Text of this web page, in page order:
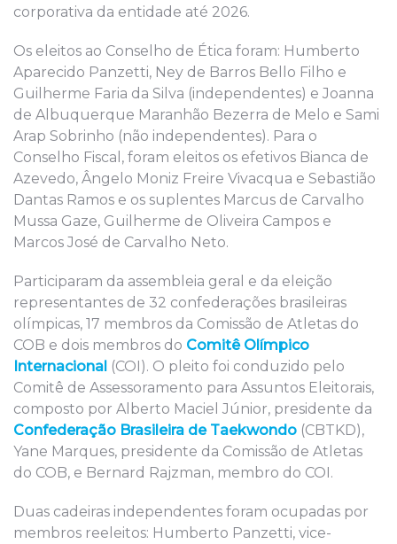
corporativa da entidade até 2026.
Os eleitos ao Conselho de Ética foram: Humberto
Aparecido Panzetti, Ney de Barros Bello Filho e
Guilherme Faria da Silva (independentes) e Joanna
de Albuquerque Maranhão Bezerra de Melo e Sami
Arap Sobrinho (não independentes). Para o
Conselho Fiscal, foram eleitos os efetivos Bianca de
Azevedo, Ângelo Moniz Freire Vivacqua e Sebastião
Dantas Ramos e os suplentes Marcus de Carvalho
Mussa Gaze, Guilherme de Oliveira Campos e
Marcos José de Carvalho Neto.
Participaram da assembleia geral e da eleição
representantes de 32 confederações brasileiras
olímpicas, 17 membros da Comissão de Atletas do
COB e dois membros do Comitê Olímpico
Internacional (COI). O pleito foi conduzido pelo
Comitê de Assessoramento para Assuntos Eleitorais,
composto por Alberto Maciel Júnior, presidente da
Confederação Brasileira de Taekwondo (CBTKD),
Yane Marques, presidente da Comissão de Atletas
do COB, e Bernard Rajzman, membro do COI.
Duas cadeiras independentes foram ocupadas por
membros reeleitos: Humberto Panzetti, vice-